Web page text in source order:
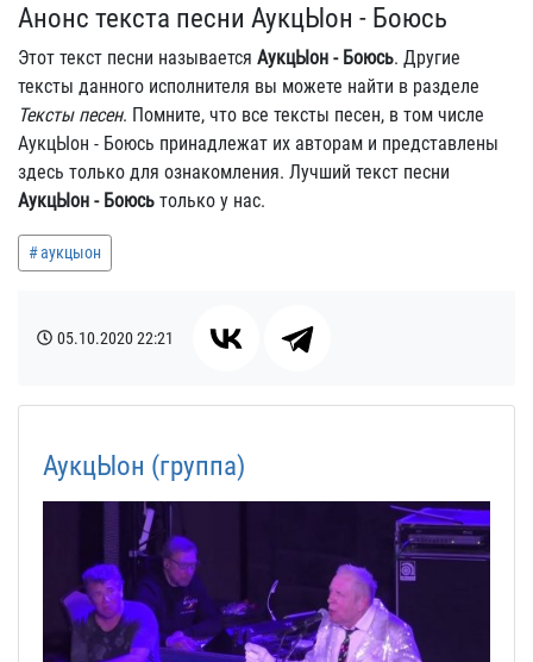
Анонс текста песни АукцЫон - Боюсь
Этот текст песни называется АукцЫон - Боюсь. Другие
тексты данного исполнителя вы можете найти в разделе
Тексты песен. Помните, что все тексты песен, в том числе
АукцЫон - Боюсь принадлежат их авторам и представлены
здесь только для ознакомления. Лучший текст песни
АукцЫон - Боюсь только у нас.
аукцыон
05.10.202022:21
АукцЫон (группа)